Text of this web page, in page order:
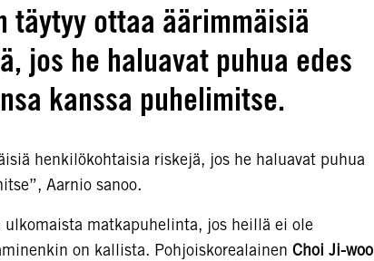
täytyy ottaa äärimmäisiä
jos he haluavat puhua edes
kanssa puhelimitse.
henkilökohtaisia riskejä, jos he haluavat puhua
Aarnio sanoo.
matkapuhelinta, jos heillä ei ole
on kallista. Pohjoiskorealainen Choi Ji-woo